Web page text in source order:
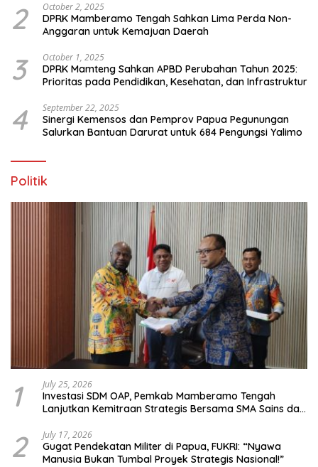
2 October 2, 2025
DPRK Mamberamo Tengah Sahkan Lima Perda Non-
Anggaran untuk Kemajuan Daerah
3 October 1, 2025
DPRK Mamteng Sahkan APBD Perubahan Tahun 2025:
Prioritas pada Pendidikan, Kesehatan, dan Infrastruktur
4 September 22, 2025
Sinergi Kemensos dan Pemprov Papua Pegunungan
Salurkan Bantuan Darurat untuk 684 Pengungsi Yalimo
Politik
1 July 25, 2026
Investasi SDM OAP, Pemkab Mamberamo Tengah
Lanjutkan Kemitraan Strategis Bersama SMA Sains dan
2 July 17, 2026
Gugat Pendekatan Militer di Papua, FUKRI: “Nyawa
Manusia Bukan Tumbal Proyek Strategis Nasional!”